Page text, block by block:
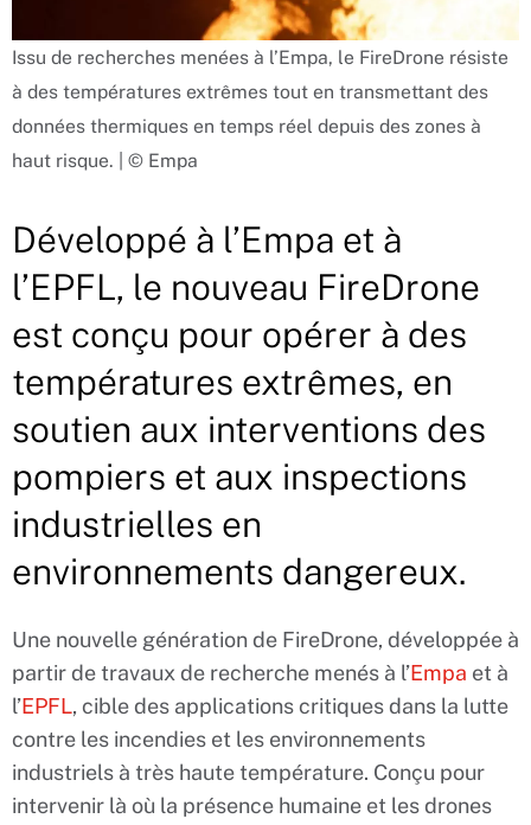
Issu de recherches menées à l’Empa, le FireDrone résiste
à des températures extrêmes tout en transmettant des
données thermiques en temps réel depuis des zones à
haut risque. | © Empa
Développé à l’Empa et à
l’EPFL, le nouveau FireDrone
est conçu pour opérer à des
températures extrêmes, en
soutien aux interventions des
pompiers et aux inspections
industrielles en
environnements dangereux.
Une nouvelle génération de FireDrone, développée à
partir de travaux de recherche menés à l’Empa et à
l’EPFL, cible des applications critiques dans la lutte
contre les incendies et les environnements
industriels à très haute température. Conçu pour
intervenir là où la présence humaine et les drones